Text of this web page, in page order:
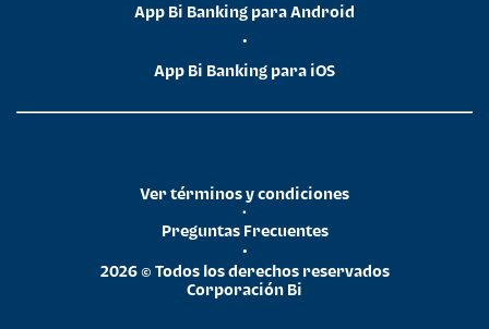
App Bi Banking para Android
•
App Bi Banking para iOS
2026 © Todos los derechos reservados
Corporación Bi
•
Preguntas Frecuentes
•
Ver términos y condiciones